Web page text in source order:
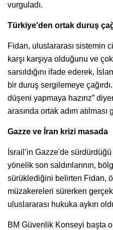
vurguladı.
Türkiye'den ortak duruş
Fidan, uluslararası sistemin
karşı karşıya olduğunu ve
sarsıldığını ifade ederek,
bir duruş sergilemeye
düşeni yapmaya hazırız”
arasında ortak adım atılması
Gazze ve İran krizi masada
İsrail’in Gazze'de
yönelik son saldırılarının,
sürüklediğini belirten Fidan,
müzakereleri sürerken
uluslararası hukuka aykırı
BM Güvenlik Konseyi başta